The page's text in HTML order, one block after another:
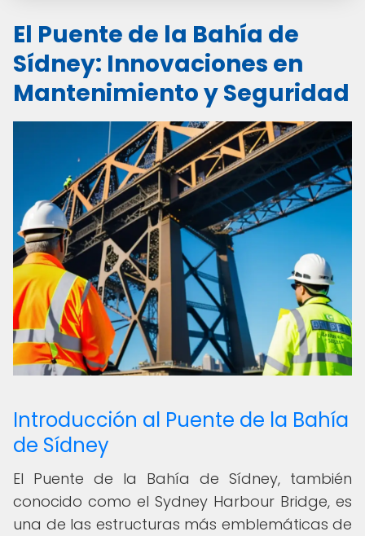
El Puente de la Bahía de
Sídney: Innovaciones en
Mantenimiento y Seguridad
Introducción al Puente de la Bahía
de Sídney
El Puente de la Bahía de Sídney, también
conocido como el Sydney Harbour Bridge, es
una de las estructuras más emblemáticas de